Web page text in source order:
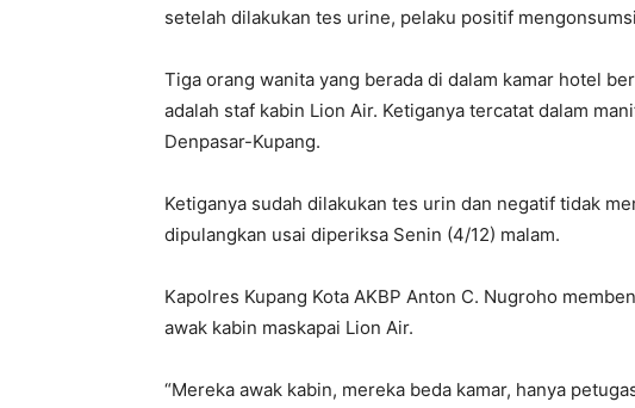
setelah dilakukan tes urine, pelaku positif
Tiga orang wanita yang berada di dalam kamar hotel
adalah staf kabin Lion Air. Ketiganya tercatat dalam
Denpasar-Kupang.
Ketiganya sudah dilakukan tes urin dan negatif tidak
dipulangkan usai diperiksa Senin (4/12) malam.
Kapolres Kupang Kota AKBP Anton C. Nugroho
awak kabin maskapai Lion Air.
“Mereka awak kabin, mereka beda kamar, hanya